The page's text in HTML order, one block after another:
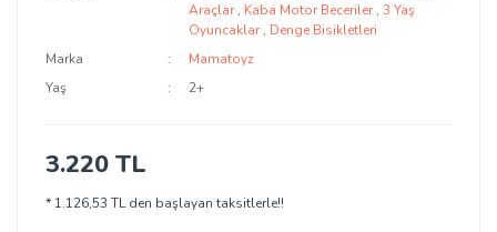
Araçlar , Kaba Motor Beceriler , 3 Yaş
Oyuncaklar , Denge Bisikletleri
Marka
Mamatoyz
Yaş
2+
3.220 TL
* 1.126,53 TL den başlayan taksitlerle!!